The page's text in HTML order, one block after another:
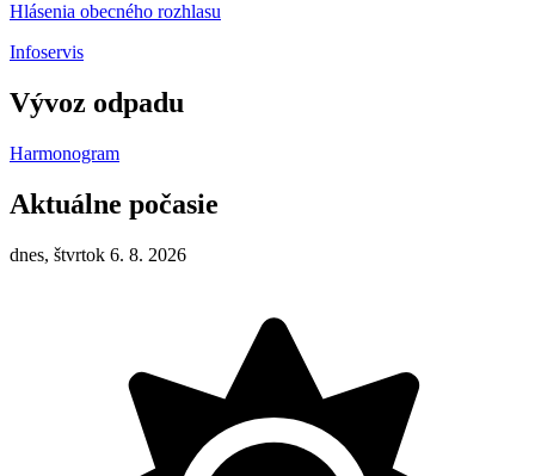
Hlásenia obecného rozhlasu
Infoservis
Vývoz odpadu
Harmonogram
Aktuálne počasie
dnes, štvrtok 6. 8. 2026